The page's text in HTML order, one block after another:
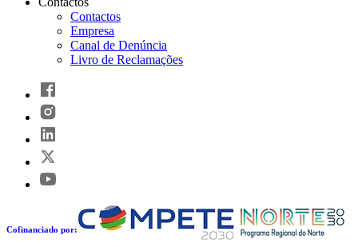
Contactos
Empresa
Canal de Denúncia
Livro de Reclamações
Cofinanciado por: